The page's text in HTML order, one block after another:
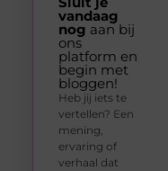
vandaag
nog aan bij
ons
platform en
begin met
bloggen!
Heb jij iets te
vertellen? Een
mening,
ervaring of
verhaal dat